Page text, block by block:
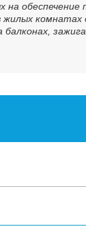
на обеспечение
жилых